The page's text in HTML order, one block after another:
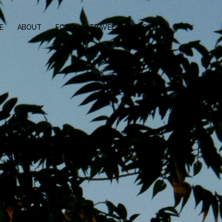
ABOUT FOOD TRAVEL LIFESTYLE